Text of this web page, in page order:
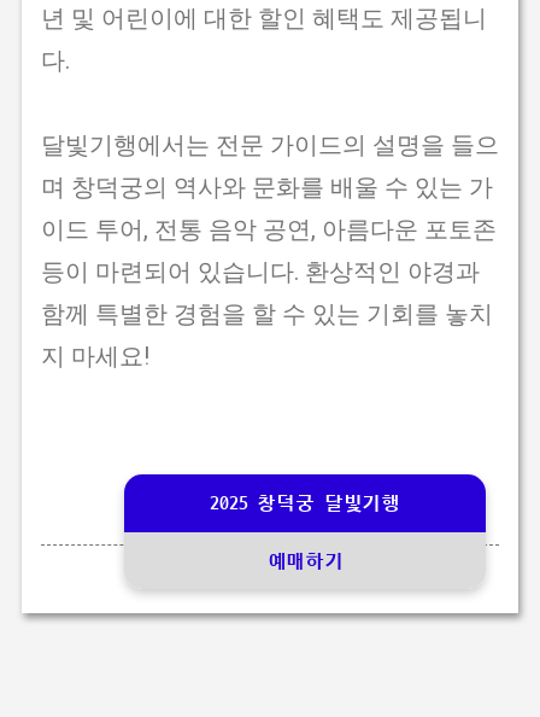
년 및 어린이에 대한 할인 혜택도 제공됩니
다.
달빛기행에서는 전문 가이드의 설명을 들으
며 창덕궁의 역사와 문화를 배울 수 있는 가
이드 투어, 전통 음악 공연, 아름다운 포토존
등이 마련되어 있습니다. 환상적인 야경과
함께 특별한 경험을 할 수 있는 기회를 놓치
지 마세요!
2025 창덕궁 달빛기행
예매하기